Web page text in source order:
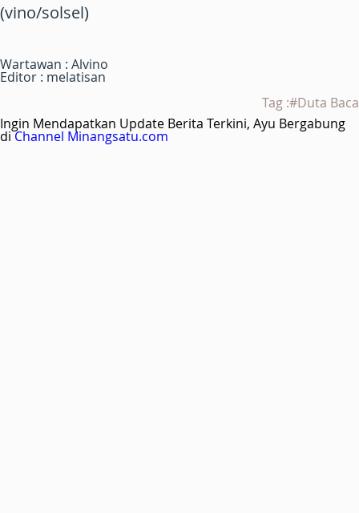
(vino/solsel)
Wartawan : Alvino
Editor : melatisan
Tag :#Duta Baca
Ingin Mendapatkan Update Berita Terkini, Ayu Bergabung
diChannel Minangsatu.com